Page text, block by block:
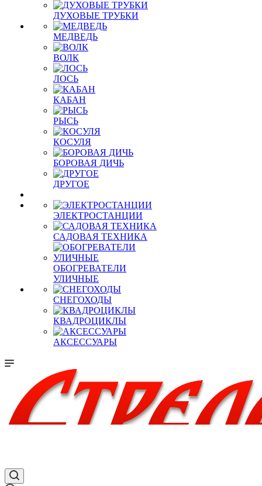
ДУХОВЫЕ ТРУБКИ
МЕДВЕДЬ
ВОЛК
ЛОСЬ
КАБАН
РЫСЬ
КОСУЛЯ
БОРОВАЯ ДИЧЬ
ДРУГОЕ
ЭЛЕКТРОСТАНЦИИ
САДОВАЯ ТЕХНИКА
ОБОГРЕВАТЕЛИ
УЛИЧНЫЕ
СНЕГОХОДЫ
КВАДРОЦИКЛЫ
АКСЕССУАРЫ